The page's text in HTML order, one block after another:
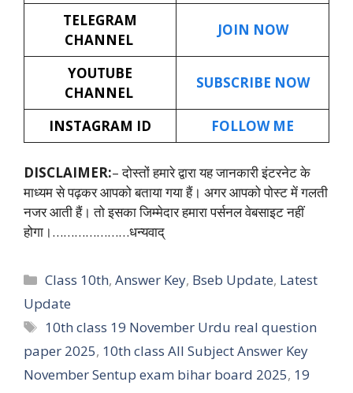
TELEGRAM
CHANNEL
JOIN NOW
YOUTUBE
CHANNEL
SUBSCRIBE NOW
INSTAGRAM ID FOLLOW ME
DISCLAIMER:– दोस्तों हमारे द्वारा यह जानकारी इंटरनेट के
माध्यम से पढ़कर आपको बताया गया हैं। अगर आपको पोस्ट में गलती
नजर आती हैं। तो इसका जिम्मेदार हमारा पर्सनल वेबसाइट नहीं
होगा।…………………धन्यवाद्
Categories
Class 10th,Answer Key, Bseb Update, Latest
Update
Tags
10th class 19 November Urdu real question
paper 2025, 10th class All Subject Answer Key
November Sentup exam bihar board 2025, 19